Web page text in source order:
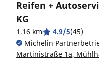
Reifen +
KG
1.16 km 4.9/5(45)
Michelin
Martinistraße 1a,